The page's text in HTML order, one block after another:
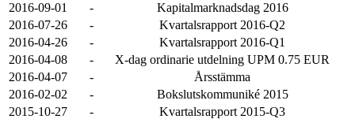
2016-09-01
-
Kapitalmarknadsdag 2016
2016-07-26
-
Kvartalsrapport 2016-Q2
2016-04-26
-
Kvartalsrapport 2016-Q1
2016-04-08
-
X-dag ordinarie utdelning UPM 0.75 EUR
2016-04-07
-
Årsstämma
2016-02-02
-
Bokslutskommuniké 2015
2015-10-27
-
Kvartalsrapport 2015-Q3